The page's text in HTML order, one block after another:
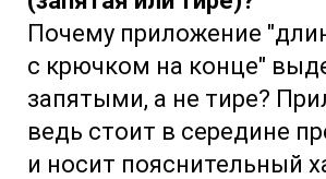
Почему приложение
с крючком на конце"
запятыми, а не тире?
ведь стоит в середине
и носит пояснительный